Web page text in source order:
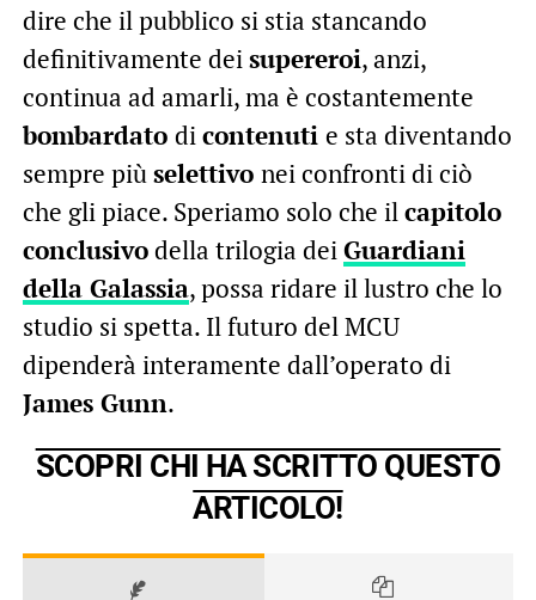
dire che il pubblico si stia stancando
definitivamente deisupereroi, anzi,
continua ad amarli, ma è costantemente
bombardato dicontenuti e sta diventando
sempre piùselettivo nei confronti di ciò
che gli piace. Speriamo solo che ilcapitolo
conclusivodella trilogia deiGuardiani
della Galassia, possa ridare il lustro che lo
studio si spetta. Il futuro del MCU
dipenderà interamente dall’operato di
James Gunn.
SCOPRI CHI HA SCRITTO QUESTO
ARTICOLO!